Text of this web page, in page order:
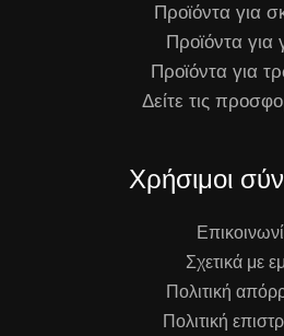
Προϊόντα για
Προϊόντα για
Προϊόντα για
Δείτε τις
Χρήσιμοι
Σχετικά με
Πολιτική
Πολιτική